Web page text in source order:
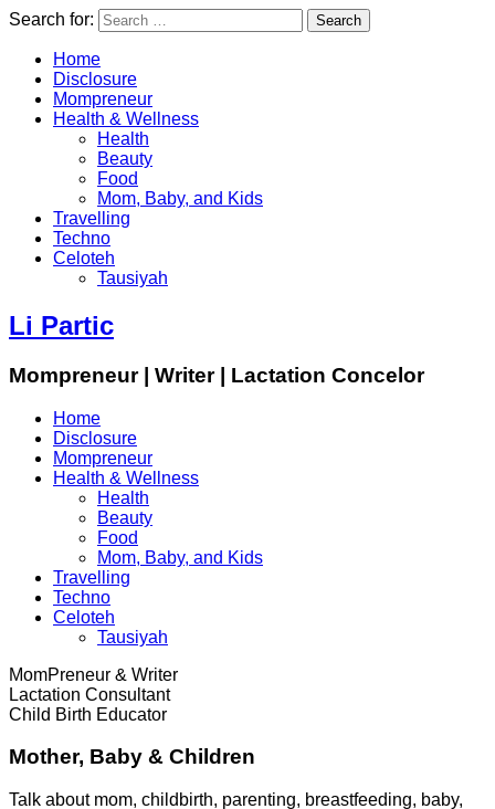
Search for:
Home
Disclosure
Mompreneur
Health & Wellness
Health
Beauty
Food
Mom, Baby, and Kids
Travelling
Techno
Celoteh
Tausiyah
Li Partic
Mompreneur | Writer | Lactation Concelor
Home
Disclosure
Mompreneur
Health & Wellness
Health
Beauty
Food
Mom, Baby, and Kids
Travelling
Techno
Celoteh
Tausiyah
MomPreneur & Writer
Lactation Consultant
Child Birth Educator
Mother, Baby & Children
Talk about mom, childbirth, parenting, breastfeeding, baby,